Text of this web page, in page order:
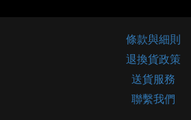
條款與細則
退換貨政策
送貨服務
聯繫我們